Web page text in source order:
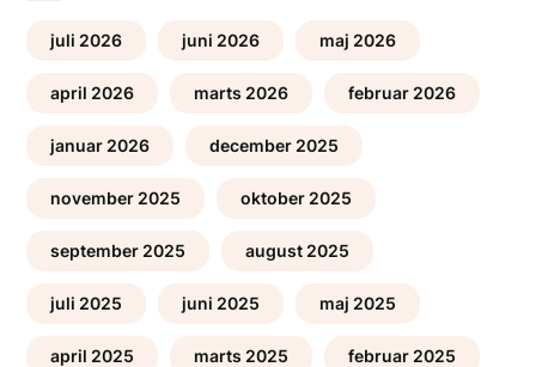
juli 2026 juni 2026 maj 2026
april 2026 marts 2026 februar 2026
januar 2026 december 2025
november 2025 oktober 2025
september 2025 august 2025
juli 2025 juni 2025 maj 2025
april 2025 marts 2025 februar 2025